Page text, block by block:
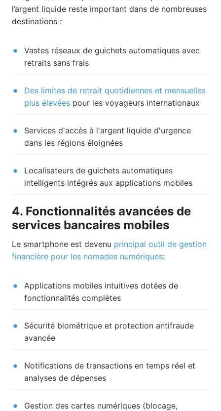
l’argent liquide reste important dans de nombreuses
destinations :
Vastes réseaux de guichets automatiques avec
retraits sans frais
Des limites de retrait quotidiennes et mensuelles
plus élevées pour les voyageurs internationaux
Services d'accès à l'argent liquide d'urgence
dans les régions éloignées
Localisateurs de guichets automatiques
intelligents intégrés aux applications mobiles
4. Fonctionnalités avancées de
services bancaires mobiles
Le smartphone est devenu principal outil de gestion
financière pour les nomades numériques:
Applications mobiles intuitives dotées de
fonctionnalités complètes
Sécurité biométrique et protection antifraude
avancée
Notifications de transactions en temps réel et
analyses de dépenses
Gestion des cartes numériques (blocage,